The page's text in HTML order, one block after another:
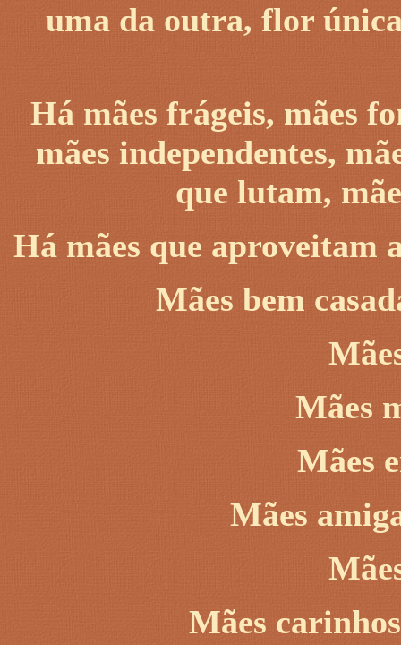
uma da outra, flor
Há mães frágeis, mães
mães independentes,
que lutam,
Há mães que aproveitam
Mães bem
Mães
Mães
Mães
Mães